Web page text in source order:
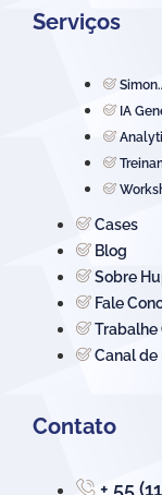
Serviços
IA
Cases
Blog
Sobre
Fale
Trabalhe
Canal de
Contato
+ 55